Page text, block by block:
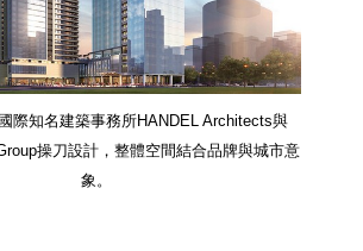
際知名建築事務所HANDEL Architects與
操刀設計，整體空間結合品牌與城市意
象。